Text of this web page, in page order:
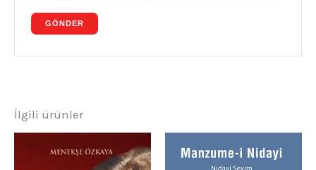
İlgili ürünler